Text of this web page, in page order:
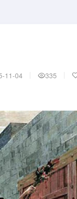
11-04 335